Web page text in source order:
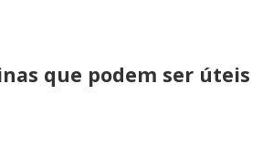
que podem ser úteis